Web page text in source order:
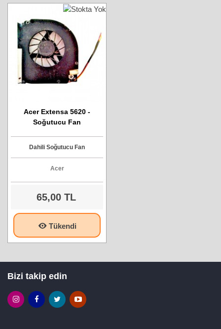
Acer Extensa 5620 -
Soğutucu Fan
Dahili Soğutucu Fan
Acer
65,00 TL
Tükendi
Bizi takip edin